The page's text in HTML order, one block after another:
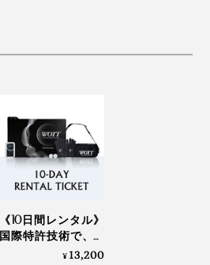
局所パッド」もセット。顔や
場所など、気になる部分に集中
チ後の眠気もなし。このところの
』のおかげだと思います。
50/60Hz
ン
《10日間レンタル》
国際特許技術で、体
内の水分にアプロー
¥13,200